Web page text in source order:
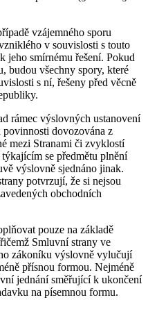
vzájemného sporu
v souvislosti s touto
jeho smírnému řešení. Pokud
budou všechny spory, které
s ní, řešeny před věcně
rámec výslovných ustanovení
dovozována z
mezi Stranami či zvyklostí
se předmětu plnění
výslovně sjednáno jinak.
potvrzují, že si nejsou
obchodních
pouze na základě
Smluvní strany ve
zákoníku výslovně vylučují
přísnou formou. Nejméně
jednání směřující k ukončení
na písemnou formu.